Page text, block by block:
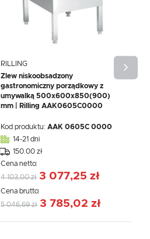
RILLING
Zlew niskoobsadzony
gastronomiczny porządkowy z
umywalką 500x600x850(900)
mm | Rilling AAK0605C0000
Kod produktu:AAK 0605C 0000
14-21 dni
150.00 zł
Cena netto:
4 103,00 zł 3 077,25 zł
Cena brutto:
5 046,69 zł 3 785,02 zł